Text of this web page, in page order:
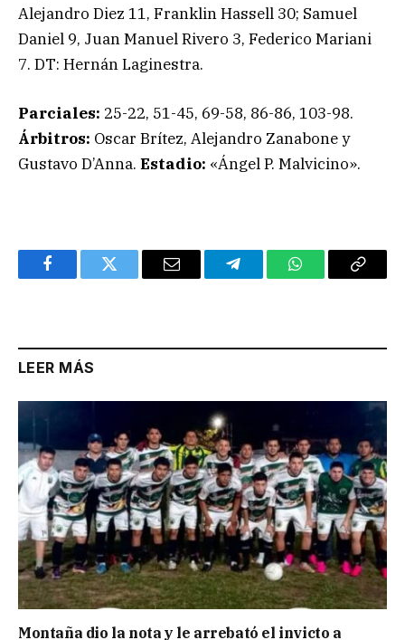
Alejandro Diez 11, Franklin Hassell 30; Samuel
Daniel 9, Juan Manuel Rivero 3, Federico Mariani
7. DT: Hernán Laginestra.
Parciales: 25-22, 51-45, 69-58, 86-86, 103-98.
Árbitros: Oscar Brítez, Alejandro Zanabone y
Gustavo D’Anna. Estadio: «Ángel P. Malvicino».
FacebookTwitter Email TelegramWhatsAppCopy
LEER MÁS
Montaña dio la nota y le arrebató el invicto a